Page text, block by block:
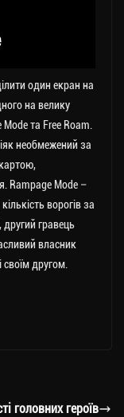
один екран на
на велику
та Free Roam.
необмежений за
Rampage Mode –
ворогів за
другий гравець
власник
другом.
головних героїв